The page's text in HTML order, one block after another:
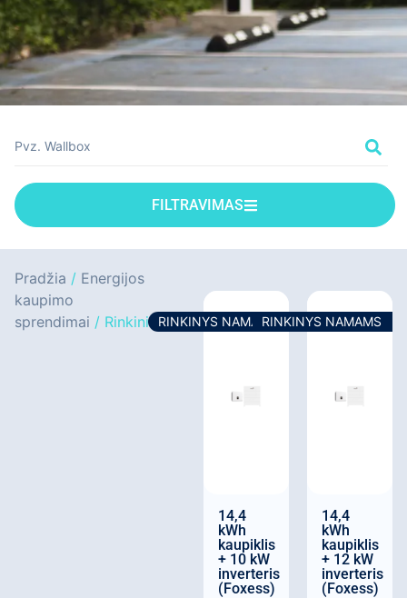
FILTRAVIMAS
Pradžia / Energijos
kaupimo
sprendimai / RinkiniaiRINKINYS NAMAMS
14,4
kWh
kaupiklis
+ 10 kW
inverteris
(Foxess)
RINKINYS NAMAMS
14,4
kWh
kaupiklis
+ 12 kW
inverteris
(Foxess)